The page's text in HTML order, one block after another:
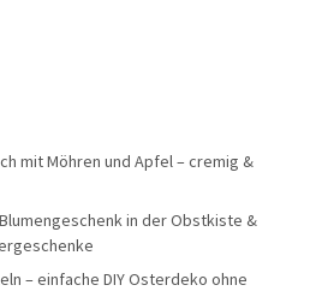
mit Möhren und Apfel – cremig &
in der Obstkiste &
– einfache DIY Osterdeko ohne